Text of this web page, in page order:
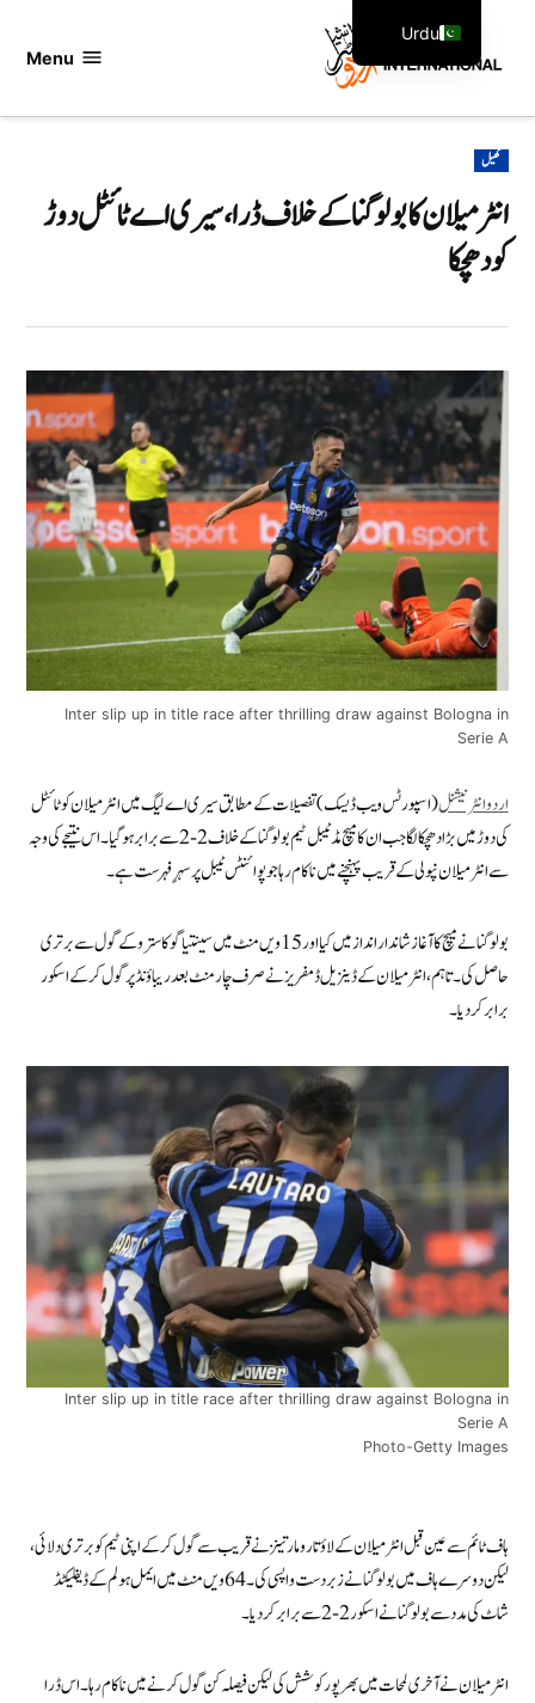
Menu
POSTED
IN
کھیل
انٹر میلان کا بولوگنا کے خلاف ڈرا، سیری اے ٹائٹل دوڑ
کو دھچکا
Inter slip up in title race after thrilling draw against Bologna in
Serie A
اردو انٹرنیشنل(اسپورٹس ویب ڈیسک) تفصیلات کے مطابق سیری اے لیگ میں انٹر میلان کو ٹائٹل
کی دوڑ میں بڑا دھچکا لگا جب ان کا میچ مڈ ٹیبل ٹیم بولوگنا کے خلاف 2-2 سے برابر ہوگیا۔ اس نتیجے کی وجہ
سے انٹر میلان نپولی کے قریب پہنچنے میں ناکام رہا جو پوائنٹس ٹیبل پر سہرِ فہرست ہے۔
بولوگنا نے میچ کا آغاز شاندار انداز میں کیا اور 15ویں منٹ میں سینتیاگو کاسترو کے گول سے برتری
حاصل کی۔ تاہم، انٹر میلان کے ڈینزیل ڈمفریز نے صرف چار منٹ بعد ریباؤنڈ پر گول کرکے اسکور
برابر کر دیا۔
Inter slip up in title race after thrilling draw against Bologna in
Serie A
Photo-Getty Images
ہاف ٹائم سے عین قبل انٹر میلان کے لاؤتارو مارتینز نے قریب سے گول کرکے اپنی ٹیم کو برتری دلائی،
لیکن دوسرے ہاف میں بولوگنا نے زبردست واپسی کی۔ 64ویں منٹ میں ایمل ہولم کے ڈیفلیکٹڈ
شاٹ کی مدد سے بولوگنا نے اسکور 2-2 سے برابر کر دیا۔
انٹر میلان نے آخری لمحات میں بھرپور کوشش کی لیکن فیصلہ کن گول کرنے میں ناکام رہا۔ اس ڈرا
Urdu
English